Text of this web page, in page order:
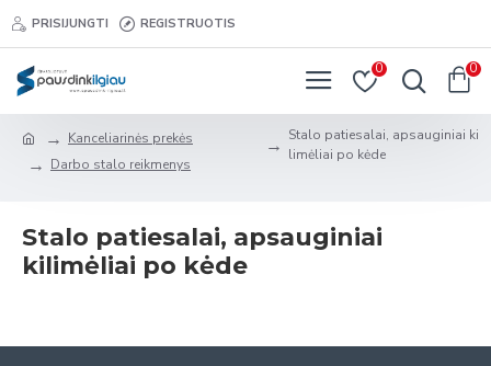
PRISIJUNGTI REGISTRUOTIS
0 0
Kanceliarinės prekės
Darbo stalo reikmenys
Stalo patiesalai, apsauginiai ki
limėliai po kėde
Stalo patiesalai, apsauginiai
kilimėliai po kėde